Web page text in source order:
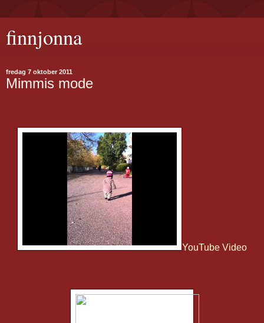
finnjonna
fredag 7 oktober 2011
Mimmis mode
YouTube Video